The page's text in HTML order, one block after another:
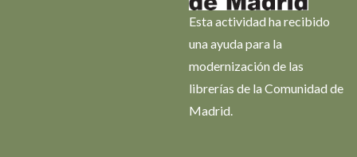
Esta actividad ha recibido
una ayuda para la
modernización de las
librerías de la Comunidad de
Madrid.